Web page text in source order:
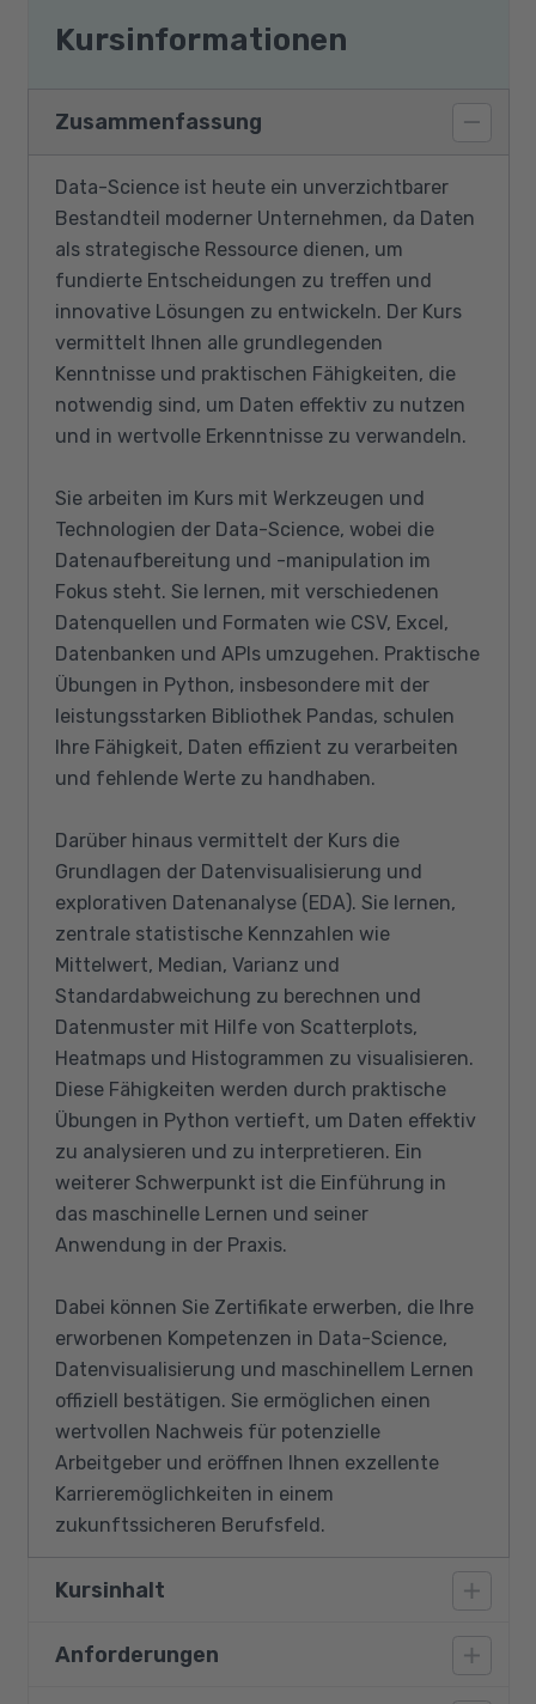
Kursinformationen
Zusammenfassung
Data-Science ist heute ein unverzichtbarer
Bestandteil moderner Unternehmen, da Daten
als strategische Ressource dienen, um
fundierte Entscheidungen zu treffen und
innovative Lösungen zu entwickeln. Der Kurs
vermittelt Ihnen alle grundlegenden
Kenntnisse und praktischen Fähigkeiten, die
notwendig sind, um Daten effektiv zu nutzen
und in wertvolle Erkenntnisse zu verwandeln.
Sie arbeiten im Kurs mit Werkzeugen und
Technologien der Data-Science, wobei die
Datenaufbereitung und -manipulation im
Fokus steht. Sie lernen, mit verschiedenen
Datenquellen und Formaten wie CSV, Excel,
Datenbanken und APIs umzugehen. Praktische
Übungen in Python, insbesondere mit der
leistungsstarken Bibliothek Pandas, schulen
Ihre Fähigkeit, Daten effizient zu verarbeiten
und fehlende Werte zu handhaben.
Darüber hinaus vermittelt der Kurs die
Grundlagen der Datenvisualisierung und
explorativen Datenanalyse (EDA). Sie lernen,
zentrale statistische Kennzahlen wie
Mittelwert, Median, Varianz und
Standardabweichung zu berechnen und
Datenmuster mit Hilfe von Scatterplots,
Heatmaps und Histogrammen zu visualisieren.
Diese Fähigkeiten werden durch praktische
Übungen in Python vertieft, um Daten effektiv
zu analysieren und zu interpretieren. Ein
weiterer Schwerpunkt ist die Einführung in
das maschinelle Lernen und seiner
Anwendung in der Praxis.
Dabei können Sie Zertifikate erwerben, die Ihre
erworbenen Kompetenzen in Data-Science,
Datenvisualisierung und maschinellem Lernen
offiziell bestätigen. Sie ermöglichen einen
wertvollen Nachweis für potenzielle
Arbeitgeber und eröffnen Ihnen exzellente
Karrieremöglichkeiten in einem
zukunftssicheren Berufsfeld.
Kursinhalt
Einführung in Data-Science
Anforderungen